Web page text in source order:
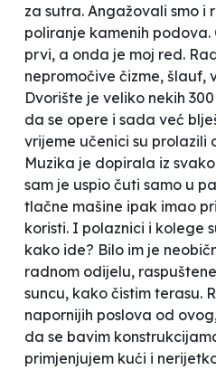
za sutra. Angažovali smo i
poliranje kamenih
prvi, a onda je moj red.
nepromočive čizme, šlauf,
Dvorište je veliko nekih
da se opere i sada već
vrijeme učenici su prolazili
Muzika je dopirala iz
sam je uspio čuti samo u
tlačne mašine ipak imao
koristi. I polaznici i kolege
kako ide? Bilo im je
radnom odijelu,
suncu, kako čistim terasu.
napornijih poslova od
da se bavim
primjenjujem kući i